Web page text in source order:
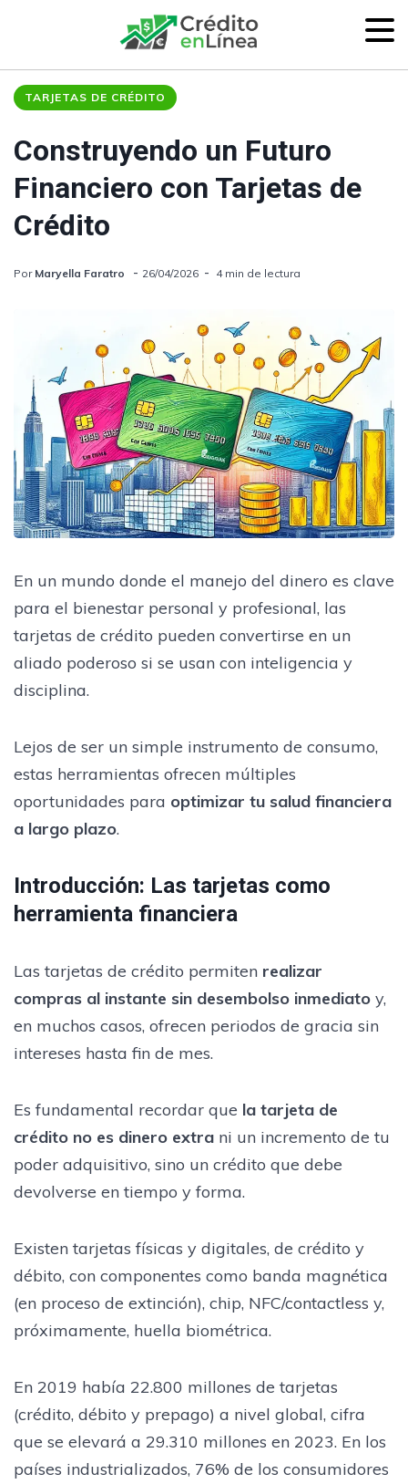
TARJETAS DE CRÉDITO
Construyendo un Futuro
Financiero con Tarjetas de
Crédito
Por Maryella Faratro 26/04/2026 4 min de lectura
En un mundo donde el manejo del dinero es clave
para el bienestar personal y profesional, las
tarjetas de crédito pueden convertirse en un
aliado poderoso si se usan con inteligencia y
disciplina.
Lejos de ser un simple instrumento de consumo,
estas herramientas ofrecen múltiples
oportunidades para optimizar tu salud financiera
a largo plazo.
Introducción: Las tarjetas como
herramienta financiera
Las tarjetas de crédito permiten realizar
compras al instante sin desembolso inmediato y,
en muchos casos, ofrecen periodos de gracia sin
intereses hasta fin de mes.
Es fundamental recordar que la tarjeta de
crédito no es dinero extra ni un incremento de tu
poder adquisitivo, sino un crédito que debe
devolverse en tiempo y forma.
Existen tarjetas físicas y digitales, de crédito y
débito, con componentes como banda magnética
(en proceso de extinción), chip, NFC/contactless y,
próximamente, huella biométrica.
En 2019 había 22.800 millones de tarjetas
(crédito, débito y prepago) a nivel global, cifra
que se elevará a 29.310 millones en 2023. En los
países industrializados, 76% de los consumidores